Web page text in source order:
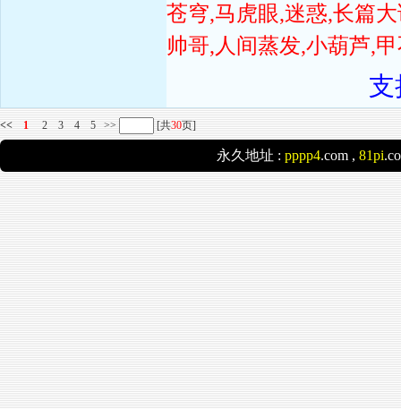
苍穹,马虎眼,迷惑,长篇
帅哥,人间蒸发,小葫芦,
<< 1 2 3 4 5 >> [共30页]
永久地址 : pppp4.com , 81pi